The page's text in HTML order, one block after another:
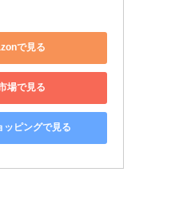
で見る
場で見る
ッピングで見る